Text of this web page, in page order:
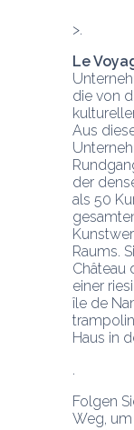
Le
die von
Aus
der
als 50
Raums.
Château
einer
île de
Haus in
Folgen
Weg,